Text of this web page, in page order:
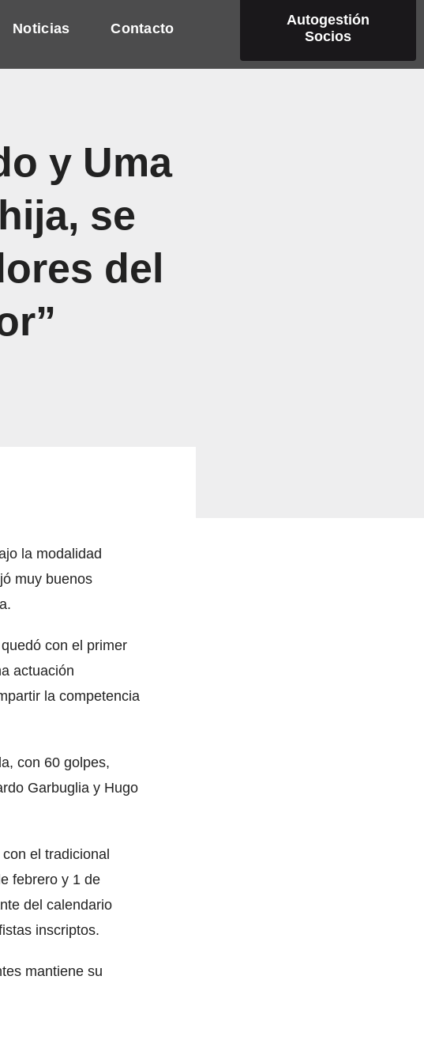
Noticias Contacto
Autogestión
Socios
y Uma
se
del
la modalidad
muy buenos
con el primer
actuación
la competencia
con 60 golpes,
Garbuglia y Hugo
el tradicional
febrero y 1 de
del calendario
inscriptos.
mantiene su